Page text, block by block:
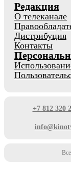
Редакция
О телеканале
Дистрибуция
Контакты
+7 812 320